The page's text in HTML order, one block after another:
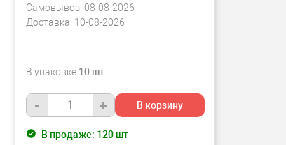
Самовывоз: 08-08-2026
Доставка: 10-08-2026
В упаковке 10 шт.
- + В корзину
В продаже: 120 шт